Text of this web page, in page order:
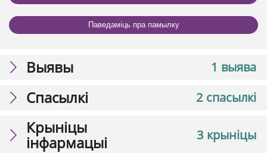
Паведаміць пра памылку
1 выява
Выявы
2 спасылкі
Спасылкі
3 крыніцы
Крыніцы
інфармацыі